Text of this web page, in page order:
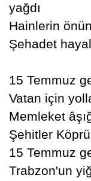
yağdı
Hainlerin
Şehadet
15 Temmuz
Vatan için
Memleket
Şehitler
15 Temmuz
Trabzon'un